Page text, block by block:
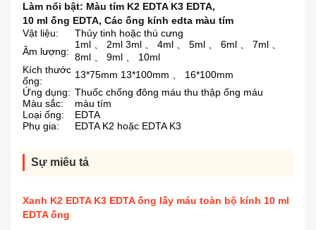
Làm nổi bật: Màu tím K2 EDTA K3 EDTA,
10 ml ống EDTA, Các ống kính edta màu tím
Vật liệu:
Thủy tinh hoặc thú cưng
Âm lượng:
1ml 、 2ml 3ml 、 4ml 、 5ml 、 6ml 、 7ml 、
8ml 、 9ml 、 10ml
Kích thước
ống:
13*75mm 13*100mm 、 16*100mm
Ứng dụng: Thuốc chống đông máu thu thập ống máu
Màu sắc:
màu tím
Loại ống:
EDTA
Phụ gia:
EDTA K2 hoặc EDTA K3
Sự miêu tả
Xanh K2 EDTA K3 EDTA ống lấy máu toàn bộ kính 10 ml
EDTA ống